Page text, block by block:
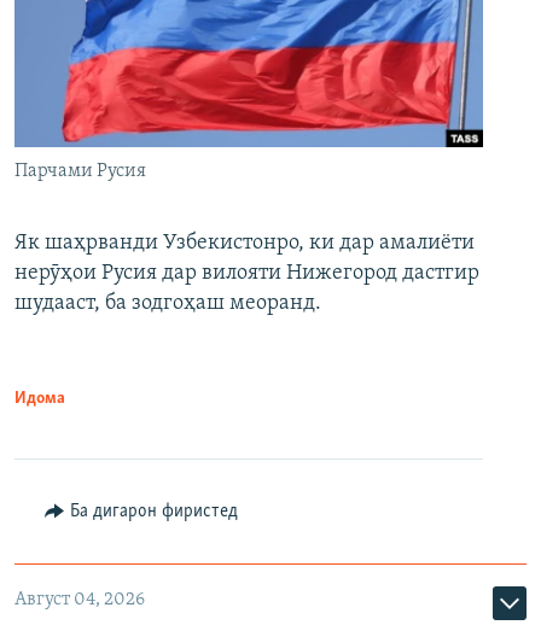
Парчами Русия
Як шаҳрванди Узбекистонро, ки дар амалиёти
нерӯҳои Русия дар вилояти Нижегород дастгир
шудааст, ба зодгоҳаш меоранд.
Идома
Ба дигарон фиристед
Август 04, 2026